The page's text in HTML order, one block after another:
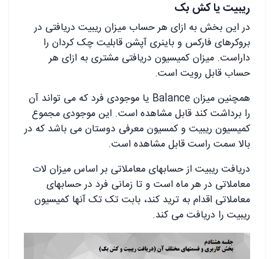
ریبیت یا کش بک
در این بخش به ازای هر حساب میزان ریبیت دریافتی در
بروکرهای فارکس و باینری آپشن قابلیت چک کردان را
داراست. میزان کمیسیون دریافتی مشتری به ازای هر
حساب قابل رویت است.
همچنین میزان Balance یا موجودی فرد که می تواند آن
را برداشت کند قابل مشاهده است. این موجودی مجموع
کمیسیون ریبیت و کمسیون معرفی دوستان می باشد که در
بالا سمت راست قابل مشاهده است.
دریافت ریبیت از حسابهای معاملاتی بر اساس میزان لات
معاملاتی در هر ماه است و تا زمانی فرد در حسابهای
معاملاتی اقدام به ترید کند، بابت تک تک آنها کمیسیون
ریبیت را دریافت می کند.